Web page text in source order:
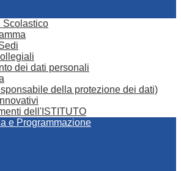
Scolastico
dei dati personali
della protezione dei dati)
dell'ISTITUTO
e Programmazione